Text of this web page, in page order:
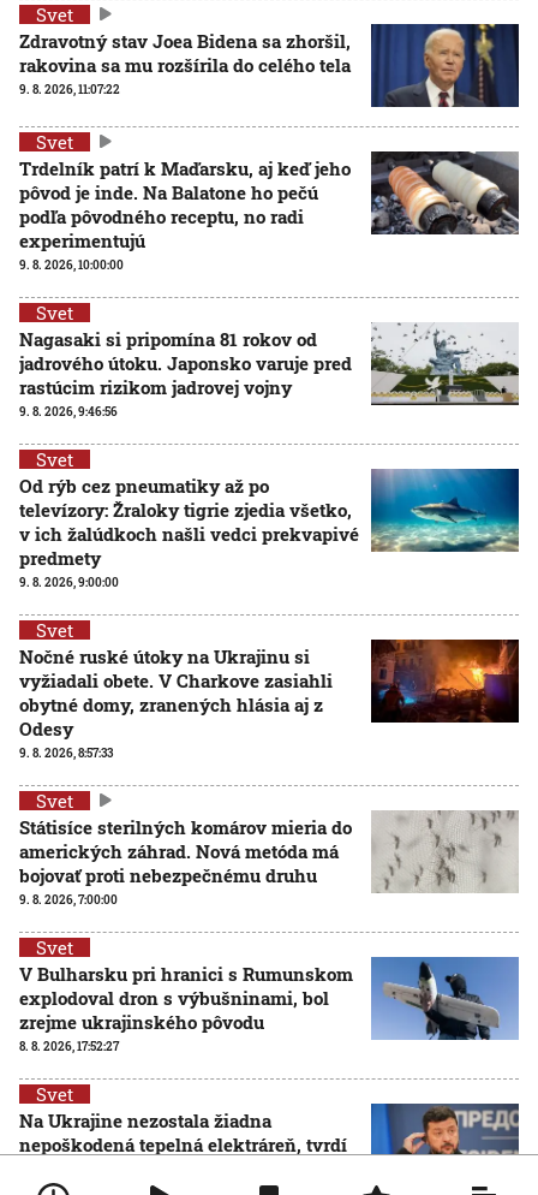
Svet
Zdravotný stav Joea Bidena sa zhoršil,
rakovina sa mu rozšírila do celého tela
9. 8. 2026, 11:07:22
Svet
Trdelník patrí k Maďarsku, aj keď jeho
pôvod je inde. Na Balatone ho pečú
podľa pôvodného receptu, no radi
experimentujú
9. 8. 2026, 10:00:00
Svet
Nagasaki si pripomína 81 rokov od
jadrového útoku. Japonsko varuje pred
rastúcim rizikom jadrovej vojny
9. 8. 2026, 9:46:56
Svet
Od rýb cez pneumatiky až po
televízory: Žraloky tigrie zjedia všetko,
v ich žalúdkoch našli vedci prekvapivé
predmety
9. 8. 2026, 9:00:00
Svet
Nočné ruské útoky na Ukrajinu si
vyžiadali obete. V Charkove zasiahli
obytné domy, zranených hlásia aj z
Odesy
9. 8. 2026, 8:57:33
Svet
Státisíce sterilných komárov mieria do
amerických záhrad. Nová metóda má
bojovať proti nebezpečnému druhu
9. 8. 2026, 7:00:00
Svet
V Bulharsku pri hranici s Rumunskom
explodoval dron s výbušninami, bol
zrejme ukrajinského pôvodu
8. 8. 2026, 17:52:27
Svet
Na Ukrajine nezostala žiadna
nepoškodená tepelná elektráreň, tvrdí